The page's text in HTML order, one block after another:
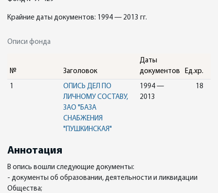
Крайние даты документов: 1994 — 2013 гг.
Описи фонда
№ Заголовок
Даты
документов
Ед.хр.
1
ОПИСЬ ДЕЛ ПО
ЛИЧНОМУ СОСТАВУ,
ЗАО "БАЗА
СНАБЖЕНИЯ
"ПУШКИНСКАЯ"
1994 —
2013
18
Аннотация
В опись вошли следующие документы:
- документы об образовании, деятельности и ликвидации
Общества;